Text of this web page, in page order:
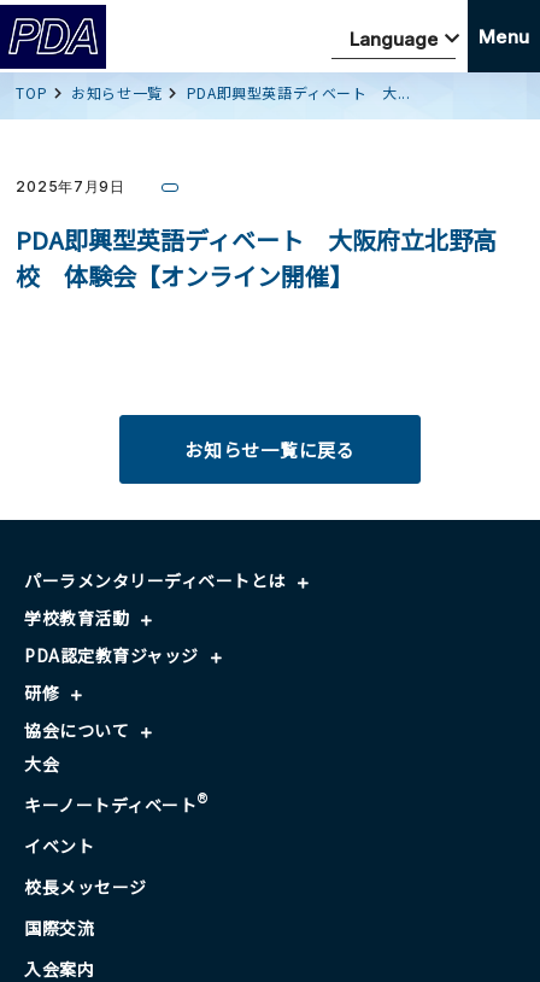
Menu
TOP お知らせ一覧 PDA即興型英語ディベート 大...
2025年7月9日
PDA即興型英語ディベート 大阪府立北野高
校 体験会【オンライン開催】
お知らせ一覧に戻る
パーラメンタリーディベートとは
学校教育活動
PDA認定教育ジャッジ
研修
協会について
大会
キーノートディベート®
イベント
校長メッセージ
国際交流
入会案内